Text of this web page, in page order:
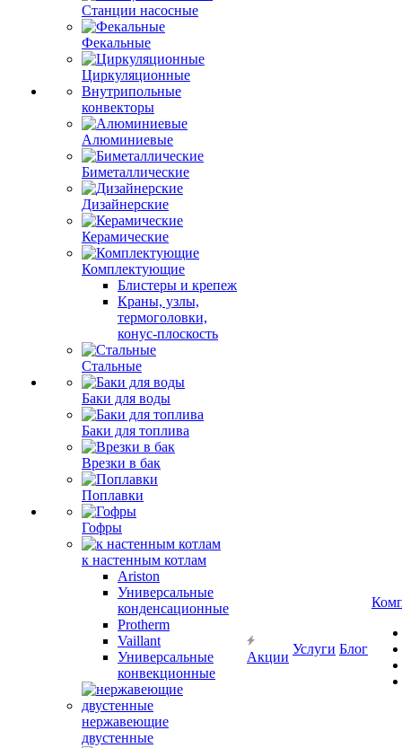
Станции насосные
Фекальные
Циркуляционные
Внутрипольные
конвекторы
Алюминиевые
Биметаллические
Дизайнерские
Керамические
Комплектующие
Блистеры и крепеж
Краны, узлы,
термоголовки,
конус-плоскость
Стальные
Баки для воды
Баки для топлива
Врезки в бак
Поплавки
Гофры
к настенным котлам
Ariston
Универсальные
конденсационные
Protherm
Vaillant
Универсальные
конвекционные
нержавеющие
двустенные
Акции
Услуги Блог